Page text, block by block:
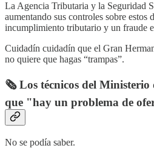
La Agencia Tributaria y la Seguridad
aumentando sus controles sobre estos
incumplimiento tributario y un fraude
Cuidadín cuidadín que el Gran
no quiere que hagas “trampas”.
🗞️ Los técnicos del Ministerio
que "hay un problema de
No se podía saber.